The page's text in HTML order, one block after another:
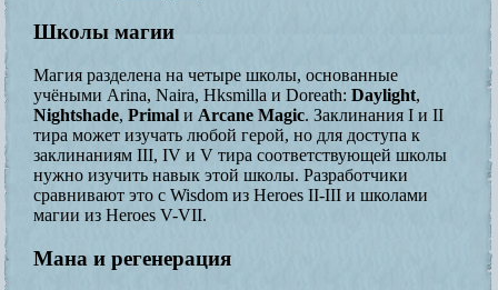
Школы магии
Магия разделена на четыре школы, основанные
учёными Arina, Naira, Hksmilla и Doreath: Daylight,
Nightshade, Primal и Arcane Magic. Заклинания I и II
тира может изучать любой герой, но для доступа к
заклинаниям III, IV и V тира соответствующей школы
нужно изучить навык этой школы. Разработчики
сравнивают это с Wisdom из Heroes II-III и школами
магии из Heroes V-VII.
Мана и регенерация